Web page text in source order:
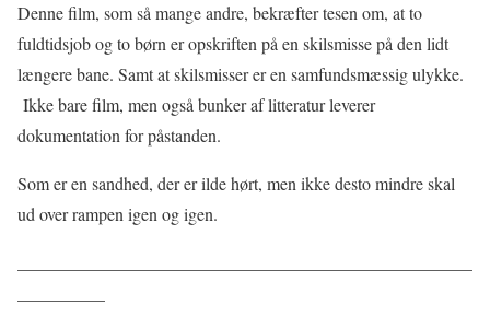
Denne film, som så mange andre, bekræfter tesen om, at to
fuldtidsjob og to børn er opskriften på en skilsmisse på den lidt
længere bane. Samt at skilsmisser er en samfundsmæssig ulykke.
Ikke bare film, men også bunker af litteratur leverer
dokumentation for påstanden.
Som er en sandhed, der er ilde hørt, men ikke desto mindre skal
ud over rampen igen og igen.